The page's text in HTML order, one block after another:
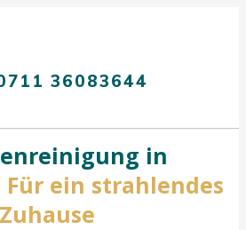
36083644
in
Für ein strahlendes
Zuhause